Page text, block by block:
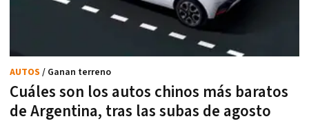
Cuáles son los autos chinos más baratos
de Argentina, tras las subas de agosto
AUTOS / Ganan terreno